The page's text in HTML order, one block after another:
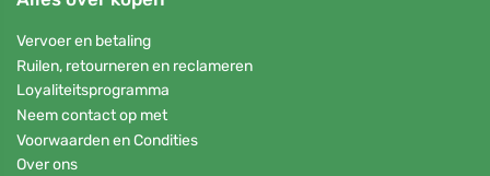
Vervoer en betaling
Ruilen, retourneren en reclameren
Loyaliteitsprogramma
Neem contact op met
Voorwaarden en Condities
Over ons